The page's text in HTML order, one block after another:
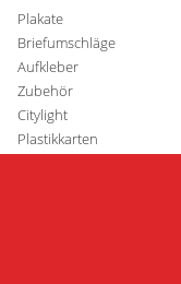
Plakate
Briefumschläge
Aufkleber
Zubehör
Citylight
Plastikkarten